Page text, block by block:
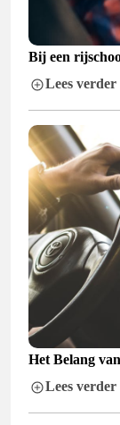
Bij een
Lees verder
Het Belang
Lees verder